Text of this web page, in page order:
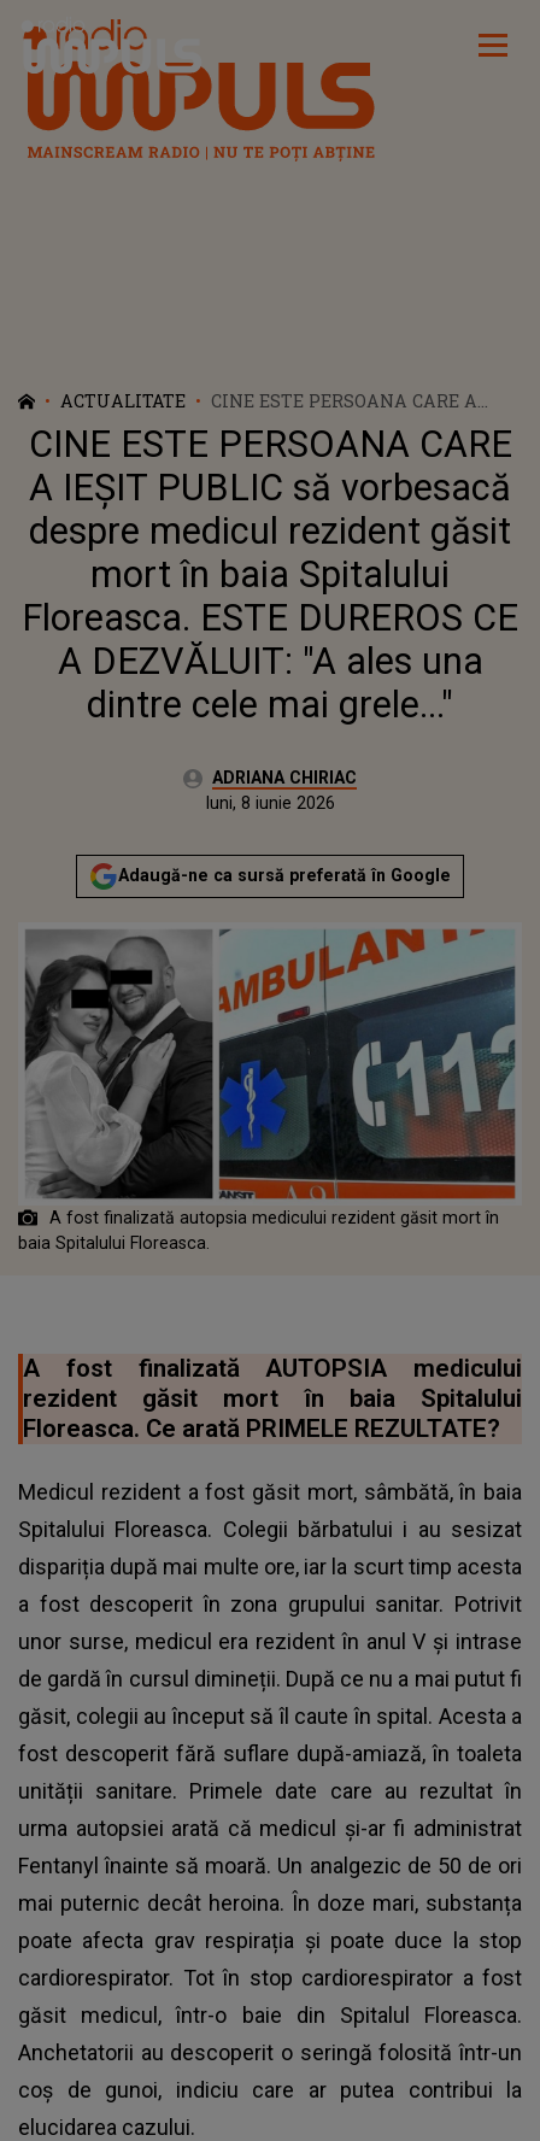
Radio Impuls
ACTUALITATE
CINE ESTE PERSOANA CARE A
IEȘIT PUBLIC SĂ VORBESACĂ
DESPRE MEDICUL REZIDENT
GĂSIT MORT ÎN BAIA SPITALULUI
FLOREASCA. ESTE DUREROS CE A
DEZVĂLUIT: "A ALES UNA DINTRE
CINE ESTE PERSOANA CARE
A IEȘIT PUBLIC să vorbesacă
despre medicul rezident găsit
mort în baia Spitalului
Floreasca. ESTE DUREROS CE
A DEZVĂLUIT: "A ales una
dintre cele mai grele..."
Autor:ADRIANA CHIRIAC
Actualizat:
luni, 8 iunie 2026
Adaugă-ne ca sursă preferată în Google
A fost finalizată autopsia medicului rezident găsit mort în
baia Spitalului Floreasca.
A fost finalizată AUTOPSIA medicului
rezident găsit mort în baia Spitalului
Floreasca. Ce arată PRIMELE REZULTATE?
Medicul rezident a fost găsit mort, sâmbătă, în baia
Spitalului Floreasca. Colegii bărbatului i au sesizat
dispariția după mai multe ore, iar la scurt timp acesta
a fost descoperit în zona grupului sanitar. Potrivit
unor surse, medicul era rezident în anul V și intrase
de gardă în cursul dimineții. După ce nu a mai putut fi
găsit, colegii au început să îl caute în spital. Acesta a
fost descoperit fără suflare după-amiază, în toaleta
unității sanitare. Primele date care au rezultat în
urma autopsiei arată că medicul și-ar fi administrat
Fentanyl înainte să moară. Un analgezic de 50 de ori
mai puternic decât heroina. În doze mari, substanța
poate afecta grav respirația și poate duce la stop
cardiorespirator. Tot în stop cardiorespirator a fost
găsit medicul, într-o baie din Spitalul Floreasca.
Anchetatorii au descoperit o seringă folosită într-un
coș de gunoi, indiciu care ar putea contribui la
elucidarea cazului.